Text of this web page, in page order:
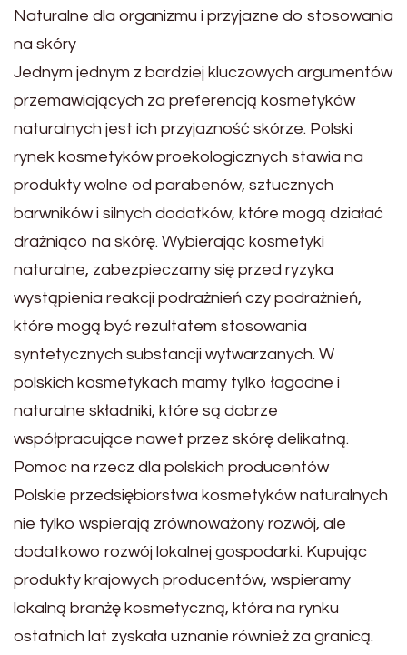
Naturalne dla organizmu i przyjazne do stosowania
na skóry
Jednym jednym z bardziej kluczowych argumentów
przemawiających za preferencją kosmetyków
naturalnych jest ich przyjazność skórze. Polski
rynek kosmetyków proekologicznych stawia na
produkty wolne od parabenów, sztucznych
barwników i silnych dodatków, które mogą działać
drażniąco na skórę. Wybierając kosmetyki
naturalne, zabezpieczamy się przed ryzyka
wystąpienia reakcji podrażnień czy podrażnień,
które mogą być rezultatem stosowania
syntetycznych substancji wytwarzanych. W
polskich kosmetykach mamy tylko łagodne i
naturalne składniki, które są dobrze
współpracujące nawet przez skórę delikatną.
Pomoc na rzecz dla polskich producentów
Polskie przedsiębiorstwa kosmetyków naturalnych
nie tylko wspierają zrównoważony rozwój, ale
dodatkowo rozwój lokalnej gospodarki. Kupując
produkty krajowych producentów, wspieramy
lokalną branżę kosmetyczną, która na rynku
ostatnich lat zyskała uznanie również za granicą.